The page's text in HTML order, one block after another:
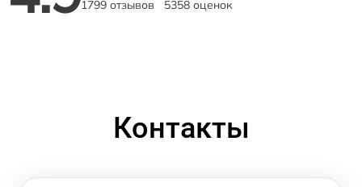
1799 отзывов 5358 оценок
Контакты